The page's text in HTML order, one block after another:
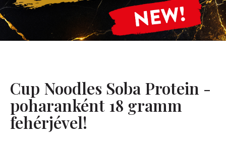
Rólunk
Karrier
GYIK
Cup Noodles Soba Protein -
poharanként 18 gramm
fehérjével!